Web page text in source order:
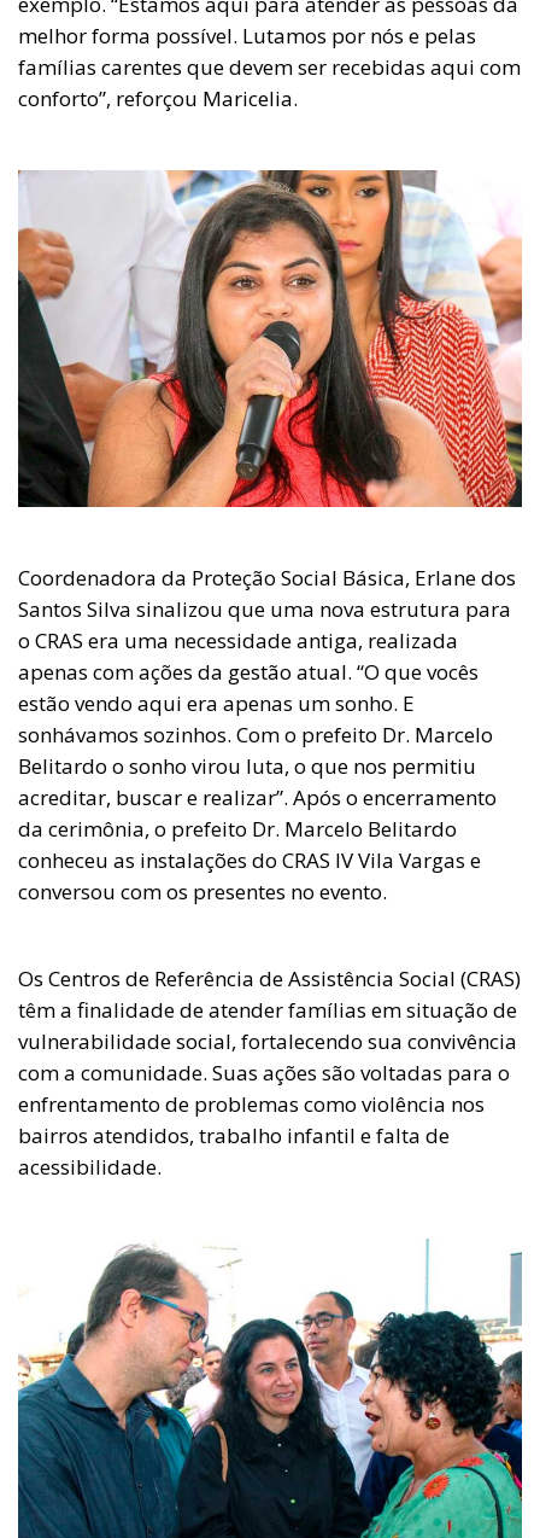
melhor forma possível. Lutamos por nós e pelas
famílias carentes que devem ser recebidas aqui com
conforto”, reforçou Maricelia.
Coordenadora da Proteção Social Básica, Erlane dos
Santos Silva sinalizou que uma nova estrutura para
o CRAS era uma necessidade antiga, realizada
apenas com ações da gestão atual. “O que vocês
estão vendo aqui era apenas um sonho. E
sonhávamos sozinhos. Com o prefeito Dr. Marcelo
Belitardo o sonho virou luta, o que nos permitiu
acreditar, buscar e realizar”. Após o encerramento
da cerimônia, o prefeito Dr. Marcelo Belitardo
conheceu as instalações do CRAS IV Vila Vargas e
conversou com os presentes no evento.
Os Centros de Referência de Assistência Social (CRAS)
têm a finalidade de atender famílias em situação de
vulnerabilidade social, fortalecendo sua convivência
com a comunidade. Suas ações são voltadas para o
enfrentamento de problemas como violência nos
bairros atendidos, trabalho infantil e falta de
acessibilidade.